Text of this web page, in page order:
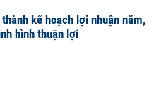
kế hoạch lợi nhuận năm,
hình thuận lợi